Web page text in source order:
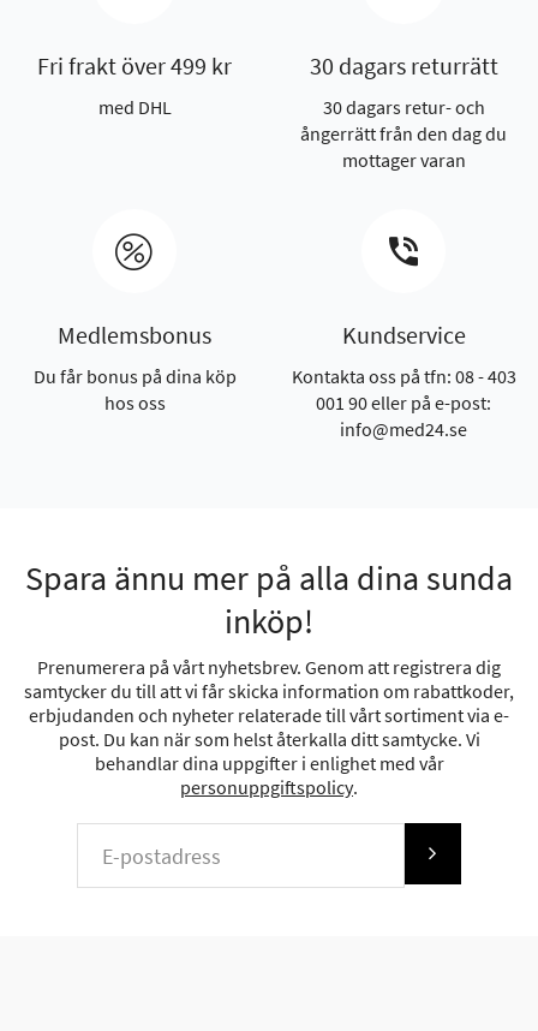
Fri frakt över 499 kr
med DHL
30 dagars returrätt
30 dagars retur- och
ångerrätt från den dag du
mottager varan
Medlemsbonus
Du får bonus på dina köp
hos oss
Kundservice
Kontakta oss på tfn: 08 - 403
001 90 eller på e-post:
info@med24.se
Spara ännu mer på alla dina sunda
inköp!
Prenumerera på vårt nyhetsbrev. Genom att registrera dig
samtycker du till att vi får skicka information om rabattkoder,
erbjudanden och nyheter relaterade till vårt sortiment via e-
post. Du kan när som helst återkalla ditt samtycke. Vi
behandlar dina uppgifter i enlighet med vår
personuppgiftspolicy.